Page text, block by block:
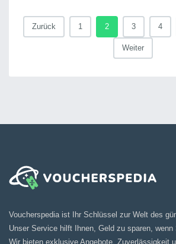
Zurück 1 2 3 4
Weiter
Voucherspedia ist Ihr Schlüssel zur Welt des
Unser Service hilft Ihnen, Geld zu sparen, wenn
Wir bieten exklusive Angebote, Zuverlässigkeit